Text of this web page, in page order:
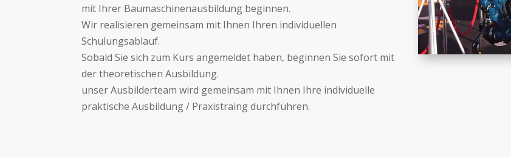
mit Ihrer Baumaschinenausbildung beginnen.
Wir realisieren gemeinsam mit Ihnen Ihren individuellen
Schulungsablauf.
Sobald Sie sich zum Kurs angemeldet haben, beginnen Sie sofort mit
der theoretischen Ausbildung.
unser Ausbilderteam wird gemeinsam mit Ihnen Ihre individuelle
praktische Ausbildung / Praxistraing durchführen.